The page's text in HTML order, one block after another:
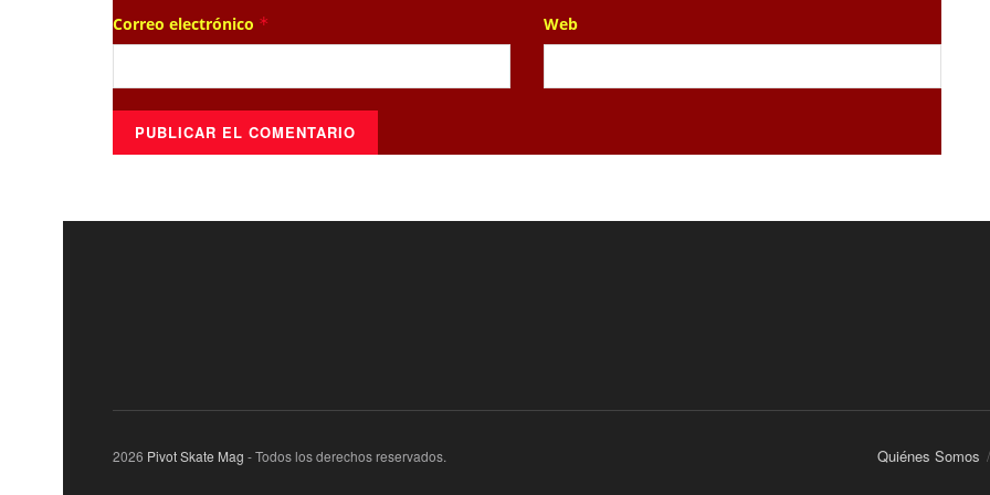
Correo electrónico * Web
Quiénes Somos
2026 Pivot Skate Mag - Todos los derechos reservados.